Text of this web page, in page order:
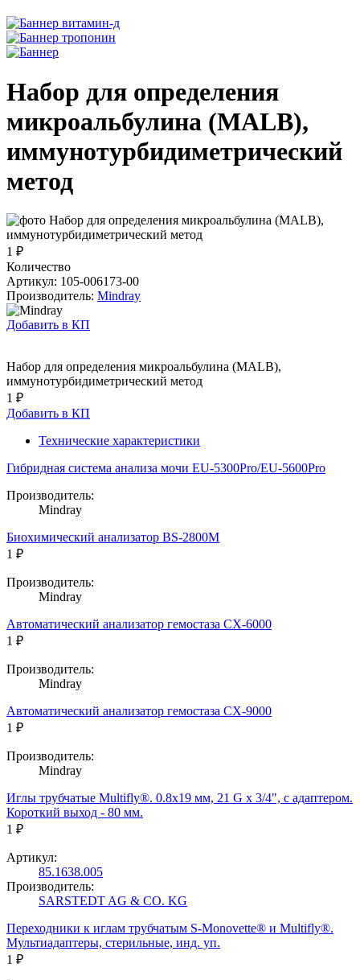
Набор для определения
микроальбулина (MALB),
иммунотурбидиметрический
метод
1 ₽
Количество
Артикул: 105-006173-00
Производитель: Mindray
Добавить в КП
Набор для определения микроальбулина (MALB),
иммунотурбидиметрический метод
1 ₽
Добавить в КП
Технические характеристики
Гибридная система анализа мочи EU-5300Pro/EU-5600Pro
Производитель:
Mindray
Биохимический анализатор BS-2800M
1 ₽
Производитель:
Mindray
Автоматический анализатор гемостаза CX-6000
1 ₽
Производитель:
Mindray
Автоматический анализатор гемостаза CX-9000
1 ₽
Производитель:
Mindray
Иглы трубчатые Multifly®. 0.8х19 мм, 21 G x 3/4", с адаптером.
Короткий выход - 80 мм.
1 ₽
Артикул:
85.1638.005
Производитель:
SARSTEDT AG & CO. KG
Переходники к иглам трубчатым S-Monovette® и Multifly®.
Мультиадаптеры, стерильные, инд. уп.
1 ₽